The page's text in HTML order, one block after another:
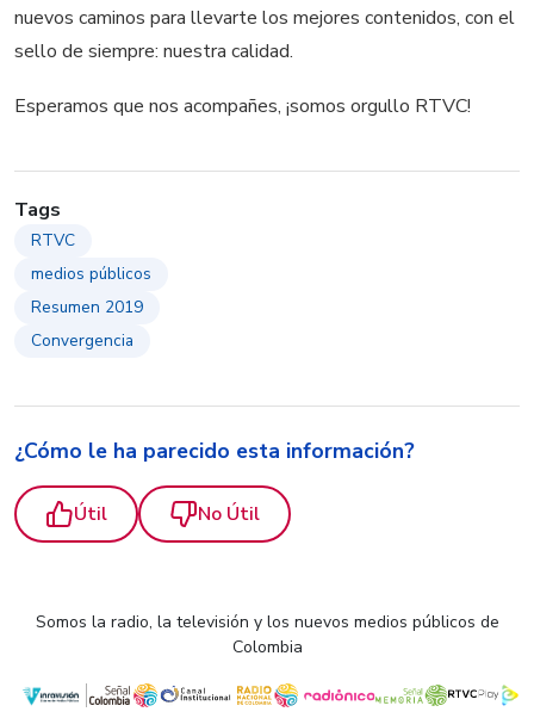
nuevos caminos para llevarte los mejores contenidos, con el
sello de siempre: nuestra calidad.
Esperamos que nos acompañes, ¡somos orgullo RTVC!
Tags
RTVC
medios públicos
Resumen 2019
Convergencia
¿Cómo le ha parecido esta información?
Útil No Útil
Somos la radio, la televisión y los nuevos medios públicos de
Colombia